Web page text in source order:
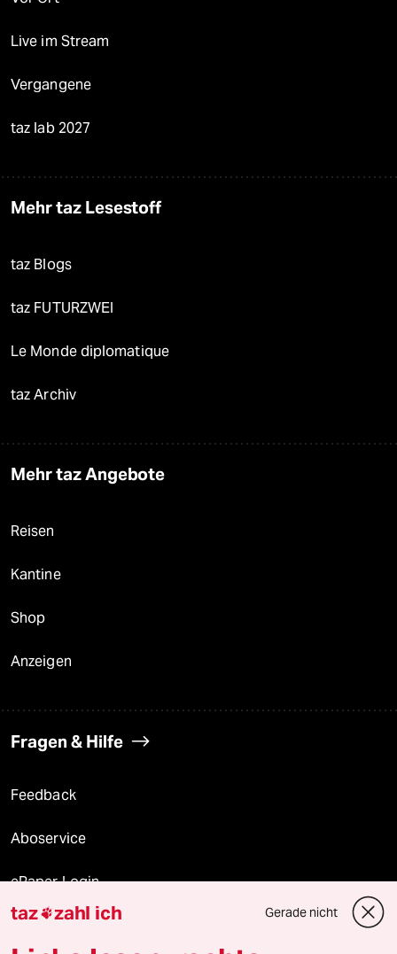
Live im Stream
Vergangene
taz lab 2027
Mehr taz Lesestoff
taz Blogs
taz FUTURZWEI
Le Monde diplomatique
taz Archiv
Mehr taz Angebote
Reisen
Kantine
Shop
Anzeigen
Fragen & Hilfe
Feedback
Aboservice
ePaper Login
Downloads für Abonnierende
taz zahl ich Gerade nicht